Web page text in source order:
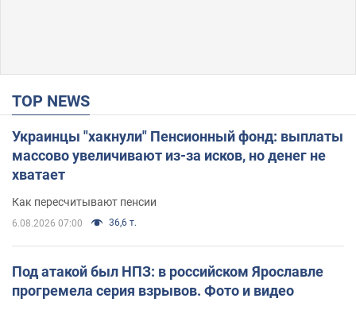
TOP NEWS
Украинцы "хакнули" Пенсионный фонд: выплаты
массово увеличивают из-за исков, но денег не
хватает
Как пересчитывают пенсии
6.08.2026 07:00 36,6 т.
Под атакой был НПЗ: в российском Ярославле
прогремела серия взрывов. Фото и видео